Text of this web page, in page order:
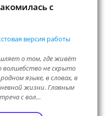
с
версия работы
о том, где живёт
волшебство не скрыто
языке, в словах, в
жизни. Главным
с вол…